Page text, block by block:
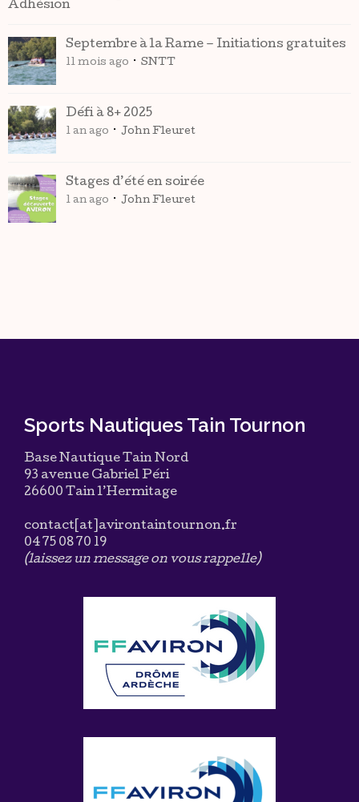
Septembre à la Rame – Initiations gratuites
11 mois ago SNTT
Défi à 8+ 2025
1 an ago John Fleuret
Stages d’été en soirée
1 an ago John Fleuret
Sports Nautiques Tain Tournon
Base Nautique Tain Nord
93 avenue Gabriel Péri
26600 Tain l’Hermitage
contact[at]avirontaintournon.fr
04 75 08 70 19
(laissez un message on vous rappelle)